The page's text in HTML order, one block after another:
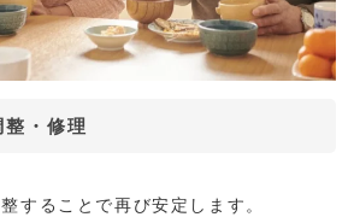
・修理
することで再び安定します。